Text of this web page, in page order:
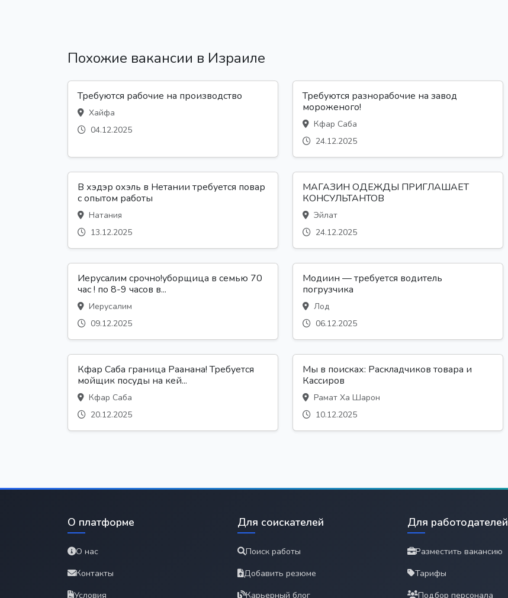
Похожие вакансии в Израиле
Требуются рабочие на производство
Хайфа
04.12.2025
Требуются разнорабочие на завод
мороженого!
Кфар Саба
24.12.2025
В хэдэр охэль в Нетании требуется повар
с опытом работы
Натания
13.12.2025
МАГАЗИН ОДЕЖДЫ ПРИГЛАШАЕТ
КОНСУЛЬТАНТОВ
Эйлат
24.12.2025
Иерусалим срочно!уборщица в семью 70
час ! по 8-9 часов в...
Иерусалим
09.12.2025
Модиин — требуется водитель
погрузчика
Лод
06.12.2025
Кфар Саба граница Раанана! Требуется
мойщик посуды на кей...
Кфар Саба
20.12.2025
Мы в поисках: Раскладчиков товара и
Кассиров
Рамат Ха Шарон
10.12.2025
О платформе
О нас
Контакты
Условия
Для соискателей
Поиск работы
Добавить резюме
Карьерный блог
Для работодателей
Разместить вакансию
Тарифы
Подбор персонала